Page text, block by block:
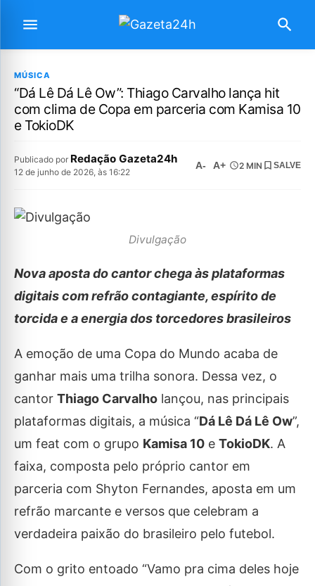
MÚSICA
“Dá Lê Dá Lê Ow”: Thiago Carvalho lança hit
com clima de Copa em parceria com Kamisa 10
e TokioDK
Publicado por Redação Gazeta24h
12 de junho de 2026, às 16:22
A- A+ 2 MIN SALVE
Divulgação
Nova aposta do cantor chega às plataformas
digitais com refrão contagiante, espírito de
torcida e a energia dos torcedores brasileiros
A emoção de uma Copa do Mundo acaba de
ganhar mais uma trilha sonora. Dessa vez, o
cantor Thiago Carvalho lançou, nas principais
plataformas digitais, a música “Dá Lê Dá Lê Ow”,
um feat com o grupo Kamisa 10 e TokioDK. A
faixa, composta pelo próprio cantor em
parceria com Shyton Fernandes, aposta em um
refrão marcante e versos que celebram a
verdadeira paixão do brasileiro pelo futebol.
Com o grito entoado “Vamo pra cima deles hoje